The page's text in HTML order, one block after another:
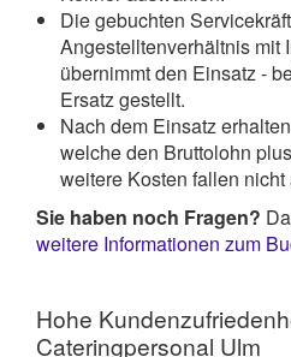
Die gebuchten
Angestelltenverhältnis mit
übernimmt den Einsatz -
Ersatz gestellt.
Nach dem Einsatz
welche den Bruttolohn
weitere Kosten fallen nicht
Sie haben noch Fragen?
weitere Informationen zum
Hohe
Cateringpersonal Ulm